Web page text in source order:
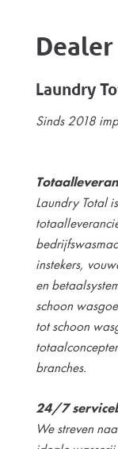
Laundry
Sinds 2018
Laundry Total
instekers,
en
schoon
tot schoon
branches.
24/7
We streven